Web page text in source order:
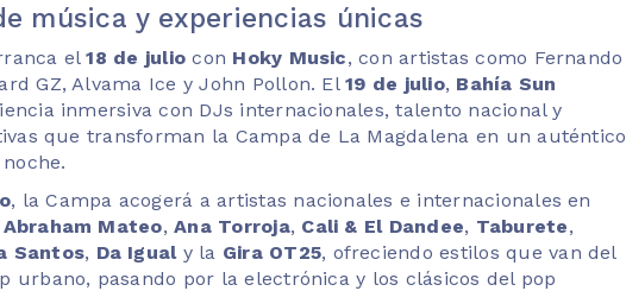
música y experiencias únicas
el18 de julio con Hoky Music, con artistas como Fernando
GZ, Alvama Ice y John Pollon. El19 de julio, Bahía Sun
inmersiva con DJs internacionales, talento nacional y
que transforman la Campa de La Magdalena en un auténtico
, la Campa acogerá a artistas nacionales e internacionales en
Abraham Mateo,Ana Torroja, Cali & El Dandee, Taburete,
Santos, Da Igualy la Gira OT25, ofreciendo estilos que van del
urbano, pasando por la electrónica y los clásicos del pop